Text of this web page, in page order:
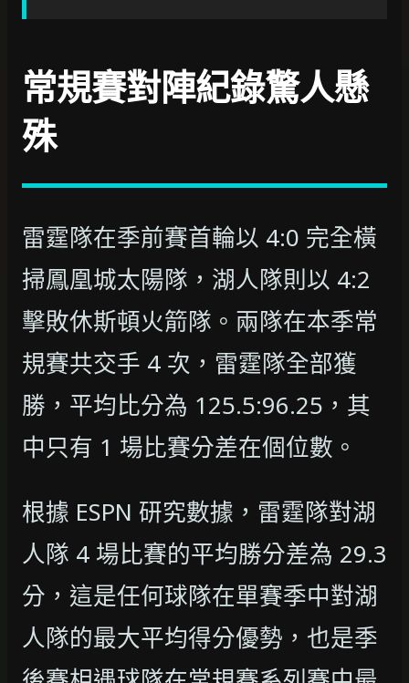
常規賽對陣紀錄驚人懸
殊
雷霆隊在季前賽首輪以 4:0 完全橫
掃鳳凰城太陽隊，湖人隊則以 4:2
擊敗休斯頓火箭隊。兩隊在本季常
規賽共交手 4 次，雷霆隊全部獲
勝，平均比分為 125.5:96.25，其
中只有 1 場比賽分差在個位數。
根據 ESPN 研究數據，雷霆隊對湖
人隊 4 場比賽的平均勝分差為 29.3
分，這是任何球隊在單賽季中對湖
人隊的最大平均得分優勢，也是季